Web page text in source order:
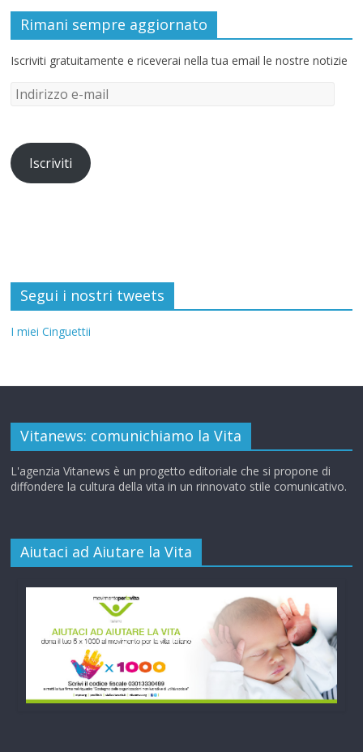
Rimani sempre aggiornato
Iscriviti gratuitamente e riceverai nella tua email le nostre notizie
Iscriviti
Segui i nostri tweets
I miei Cinguettii
Vitanews: comunichiamo la Vita
L'agenzia Vitanews è un progetto editoriale che si propone di
diffondere la cultura della vita in un rinnovato stile comunicativo.
Aiutaci ad Aiutare la Vita